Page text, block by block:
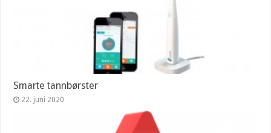
Smarte tannbørster
22. juni 2020